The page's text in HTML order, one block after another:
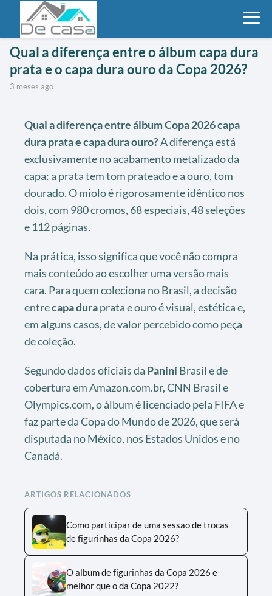
Qual a diferença entre o álbum capa dura
prata e o capa dura ouro da Copa 2026?
3 meses ago
Qual a diferença entre álbum Copa 2026 capa
dura prata e capa dura ouro?A diferença está
exclusivamente no acabamento metalizado da
capa: a prata tem tom prateado e a ouro, tom
dourado. O miolo é rigorosamente idêntico nos
dois, com 980 cromos, 68 especiais, 48 seleções
e 112 páginas.
Na prática, isso significa que você não compra
mais conteúdo ao escolher uma versão mais
cara. Para quem coleciona no Brasil, a decisão
entrecapa duraprata e ouro é visual, estética e,
em alguns casos, de valor percebido como peça
de coleção.
Segundo dados oficiais da Panini Brasil e de
cobertura em Amazon.com.br, CNN Brasil e
Olympics.com, o álbum é licenciado pela FIFA e
faz parte da Copa do Mundo de 2026, que será
disputada no México, nos Estados Unidos e no
Canadá.
ARTIGOS RELACIONADOS
Como participar de uma sessao de trocas
de figurinhas da Copa 2026?
O album de figurinhas da Copa 2026 e
melhor que o da Copa 2022?